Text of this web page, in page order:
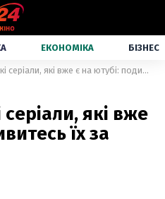
ЕКОНОМІКА БІЗНЕС
Нові українські серіали, які вже є на ютубі: подивитесь їх за вихідні
серіали, які вже
їх за